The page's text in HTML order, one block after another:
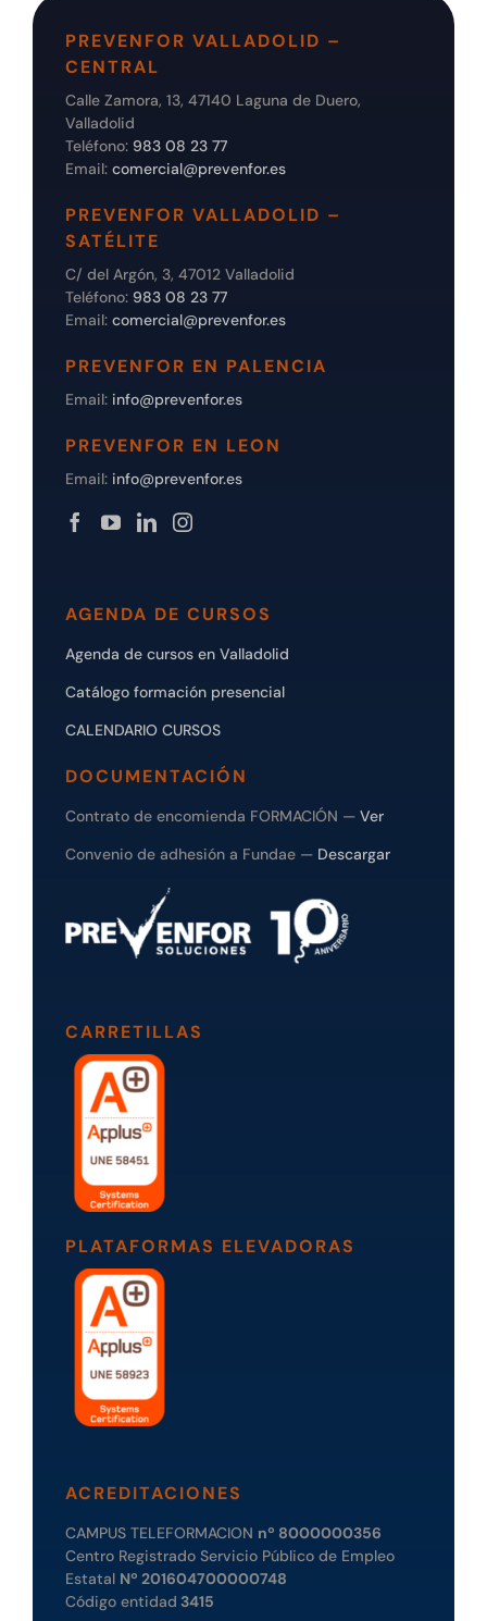
PREVENFOR VALLADOLID –
CENTRAL
Calle Zamora, 13, 47140 Laguna de Duero,
Valladolid
Teléfono: 983 08 23 77
Email: comercial@prevenfor.es
PREVENFOR VALLADOLID –
SATÉLITE
C/ del Argón, 3, 47012 Valladolid
Teléfono: 983 08 23 77
Email: comercial@prevenfor.es
PREVENFOR EN PALENCIA
Email: info@prevenfor.es
PREVENFOR EN LEON
Email: info@prevenfor.es
AGENDA DE CURSOS
Agenda de cursos en Valladolid
Catálogo formación presencial
CALENDARIO CURSOS
DOCUMENTACIÓN
Contrato de encomienda FORMACIÓN — Ver
Convenio de adhesión a Fundae — Descargar
CARRETILLAS
PLATAFORMAS ELEVADORAS
ACREDITACIONES
CAMPUS TELEFORMACION nº 8000000356
Centro Registrado Servicio Público de Empleo
Estatal Nº 201604700000748
Código entidad 3415